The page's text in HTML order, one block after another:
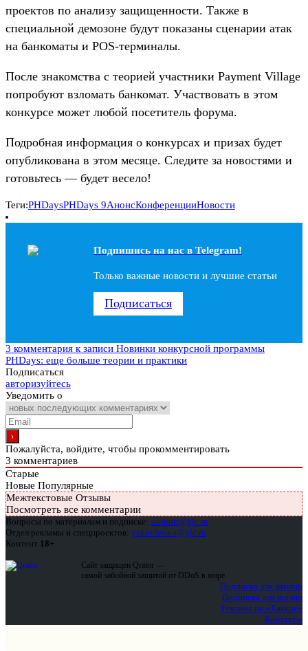
проектов по анализу защищенности. Также в
специальной демозоне будут показаны сценарии атак
на банкоматы и POS-терминалы.
После знакомства с теорией участники Payment Village
попробуют взломать банкомат. Участвовать в этом
конкурсе может любой посетитель форума.
Подробная информация о конкурсах и призах будет
опубликована в этом месяце. Следите за новостями и
готовьтесь — будет весело!
Теги:PHDaysPHDays 9АнонсКонференцииНовости
Подпишись на наc в Telegram!
Только важные новости и лучшие статьи
Подписаться
3 комментария к записи Новинки конкурсной программы
PHDays: еще больше теории и практики
Подписаться
авторизуйтесь
Уведомить о
Пожалуйста, войдите, чтобы прокомментировать
3 комментариев
Старые
Новые Популярные
Межтекстовые Отзывы
Посмотреть все комментарии
Вопросы по материалам и подписке: support@glc.ru
Отдел рекламы и спецпроектов: yakovleva.a@glc.ru
Контент 18+
Сайт защищен Qrator —
самой забойной защитой от DDoS в мире
Подписка для физлиц
Подписка для юрлиц
Реклама на «Хакере»
Контакты